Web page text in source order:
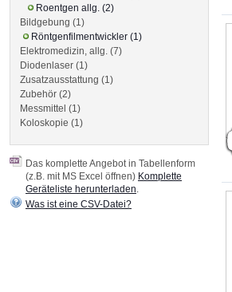
Roentgen allg. (2)
Bildgebung (1)
Röntgenfilmentwickler (1)
Elektromedizin, allg. (7)
Diodenlaser (1)
Zusatzausstattung (1)
Zubehör (2)
Messmittel (1)
Koloskopie (1)
Das komplette Angebot in Tabellenform
(z.B. mit MS Excel öffnen) Komplette
Geräteliste herunterladen
Was ist eine CSV-Datei?